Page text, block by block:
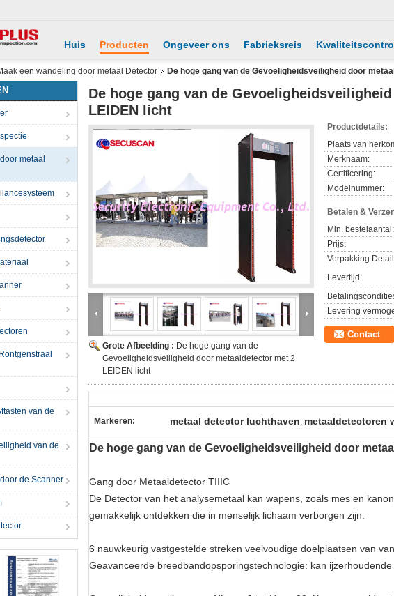
Huis Producten Ongeveer ons Fabrieksreis
een wandeling door metaal Detector De hoge gang van de Gevoeligheidsveiligheid door
metaal
van de
van de
de Scanner
De hoge gang van de
LEIDEN licht
Grote Afbeelding : De hoge gang van de
Gevoeligheidsveiligheid door metaaldetector met 2
LEIDEN licht
Productdetails:
Plaats van
Merknaam:
Certificering:
Modelnummer:
Betalen &
Min. bestelaantal:
Prijs:
Verpakking
Levertijd:
Levering
Contact
Markeren: metaal detector luchthaven, metaaldetectoren
De hoge gang van de Gevoeligheidsveiligheid door
Gang door Metaaldetector TIIIC
De Detector van het analysemetaal kan wapens, zoals mes en
gemakkelijk ontdekken die in menselijk lichaam verborgen zijn.
6 nauwkeurig vastgestelde streken veelvoudige doelplaatsen van
Geavanceerde breedbandopsporingstechnologie: kan